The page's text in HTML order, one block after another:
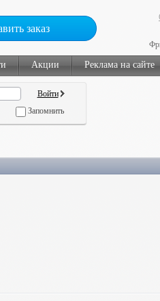
заказ
Акции Реклама на сайте
Запомнить